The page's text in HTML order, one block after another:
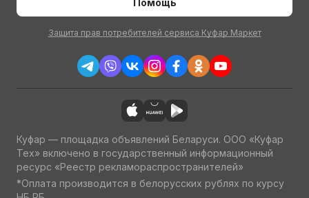
Помощь
Защита прав потребителей сервиса Куфар Маркет
Куфар — площадка объявлений Беларуси. ООО «Куфар
Тех» включено в государственный информационный
ресурс «Реестр рекламораспространителей»
*Оплата производится в белорусских рублях по курсу